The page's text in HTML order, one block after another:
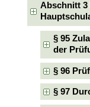
Abschnitt 3
§ 95
der
§ 96
§ 97